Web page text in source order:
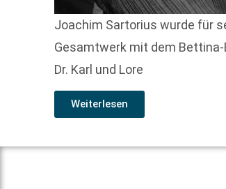
Joachim Sartorius wurde für
Gesamtwerk mit dem
Dr. Karl und Lore
Weiterlesen